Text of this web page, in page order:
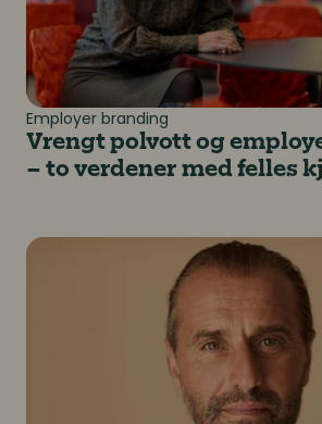
Employer branding
Vrengt polvott og
– to verdener med felles
Hvordan møter vi de yngre